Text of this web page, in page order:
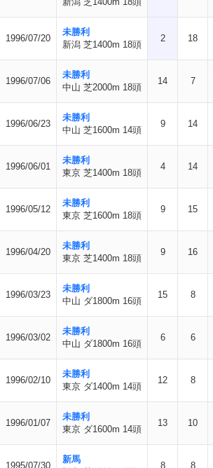
1996/07/20
未勝利
新潟 芝1400m 18頭
2 18
1996/07/06
未勝利
中山 芝2000m 18頭
14 7
1996/06/23
未勝利
中山 芝1600m 14頭
9 14
1996/06/01
未勝利
東京 芝1400m 18頭
4 14
1996/05/12
未勝利
東京 芝1600m 18頭
9 15
1996/04/20
未勝利
東京 芝1400m 18頭
9 16
1996/03/23
未勝利
中山 ダ1800m 16頭
15 8
1996/03/02
未勝利
中山 ダ1800m 16頭
6 6
1996/02/10
未勝利
東京 ダ1400m 14頭
12 8
1996/01/07
未勝利
東京 ダ1600m 14頭
13 10
1995/07/30
新馬
8 8